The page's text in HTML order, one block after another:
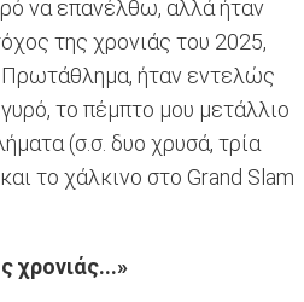
να επανέλθω, αλλά ήταν
της χρονιάς του 2025,
ήταν εντελώς
το πέμπτο μου μετάλλιο
(σ.σ. δυο χρυσά, τρία
το χάλκινο στο Grand Slam
χρονιάς...»